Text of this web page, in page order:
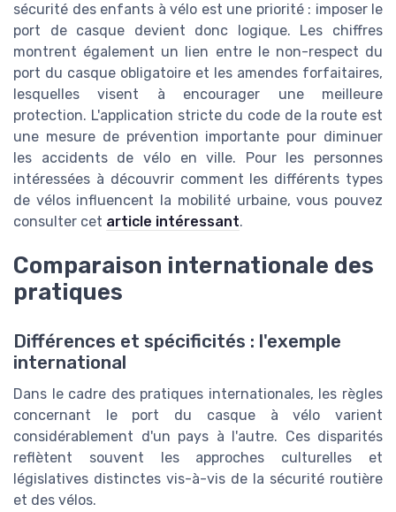
sécurité des enfants à vélo est une priorité : imposer le
port de casque devient donc logique. Les chiffres
montrent également un lien entre le non-respect du
port du casque obligatoire et les amendes forfaitaires,
lesquelles visent à encourager une meilleure
protection. L'application stricte du code de la route est
une mesure de prévention importante pour diminuer
les accidents de vélo en ville. Pour les personnes
intéressées à découvrir comment les différents types
de vélos influencent la mobilité urbaine, vous pouvez
consulter cet article intéressant.
Comparaison internationale des
pratiques
Différences et spécificités : l'exemple
international
Dans le cadre des pratiques internationales, les règles
concernant le port du casque à vélo varient
considérablement d'un pays à l'autre. Ces disparités
reflètent souvent les approches culturelles et
législatives distinctes vis-à-vis de la sécurité routière
et des vélos.